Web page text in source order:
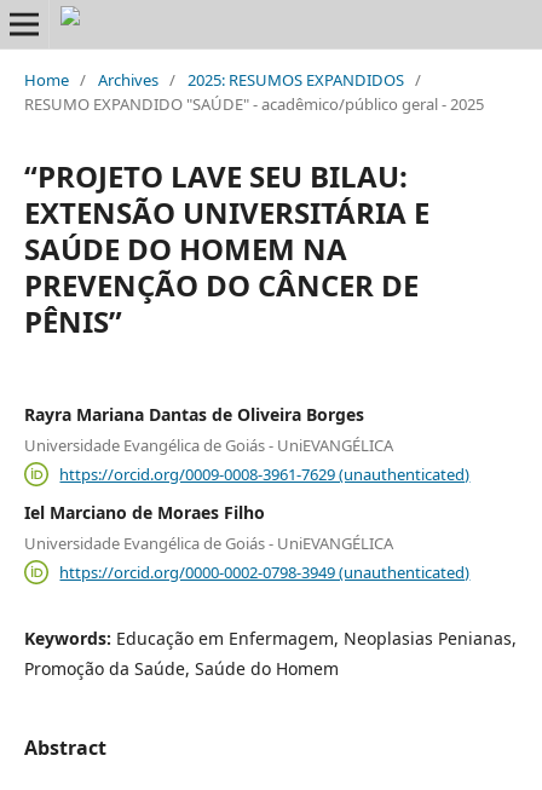
Home / Archives / 2025: RESUMOS EXPANDIDOS /
RESUMO EXPANDIDO "SAÚDE" - acadêmico/público geral - 2025
“PROJETO LAVE SEU BILAU:
EXTENSÃO UNIVERSITÁRIA E
SAÚDE DO HOMEM NA
PREVENÇÃO DO CÂNCER DE
PÊNIS”
Rayra Mariana Dantas de Oliveira Borges
Universidade Evangélica de Goiás - UniEVANGÉLICA
https://orcid.org/0009-0008-3961-7629 (unauthenticated)
Iel Marciano de Moraes Filho
Universidade Evangélica de Goiás - UniEVANGÉLICA
https://orcid.org/0000-0002-0798-3949 (unauthenticated)
Keywords: Educação em Enfermagem, Neoplasias Penianas,
Promoção da Saúde, Saúde do Homem
Abstract